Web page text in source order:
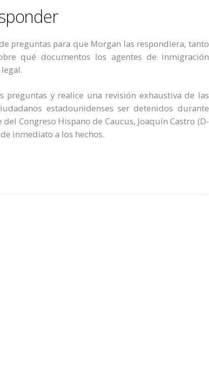
preguntas para que Morgan las respondiera, tanto
qué documentos los agentes de inmigración
preguntas y realice una revisión exhaustiva de las
estadounidenses ser detenidos durante
Congreso Hispano de Caucus, Joaquín Castro (D-
inmediato a los hechos.